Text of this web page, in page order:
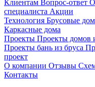
Клиентам Вопрос-ответ
специалиста Акции
Технология Брусовые
Каркасные дома
Проекты Проекты домов
Проекты бань из бруса
проект
О компании Отзывы
Контакты